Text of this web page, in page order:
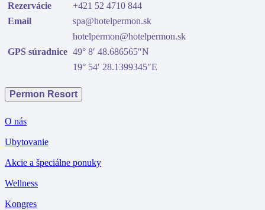
Rezervácie
+421 52 4710 844
Email
spa@hotelpermon.sk
hotelpermon@hotelpermon.sk
GPS súradnice 49° 8′ 48.686565″N
19° 54′ 28.1399345″E
Permon Resort
O nás
Ubytovanie
Akcie a špeciálne ponuky
Wellness
Kongres